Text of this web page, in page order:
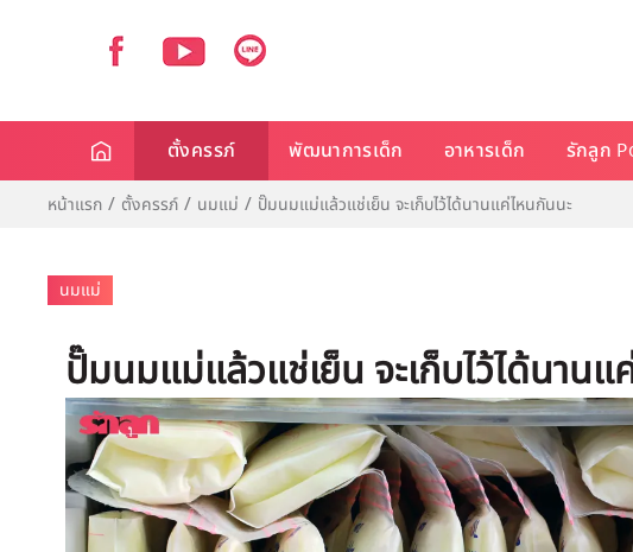
ตั้งครรภ์ พัฒนาการเด็ก อาหารเด็ก รักลูก
หน้าแรก ตั้งครรภ์ นมแม่ ปั๊มนมแม่แล้วแช่เย็น จะเก็บไว้ได้นานแค่ไหนกันนะ
นมแม่
ปั๊มนมแม่แล้วแช่เย็น จะเก็บไว้ได้นานแ